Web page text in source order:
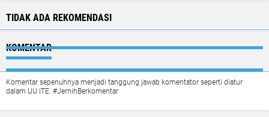
TIDAK ADA REKOMENDASI
KOMENTAR
Komentar sepenuhnya menjadi tanggung jawab komentator seperti diatur
dalam UU ITE. #JernihBerkomentar